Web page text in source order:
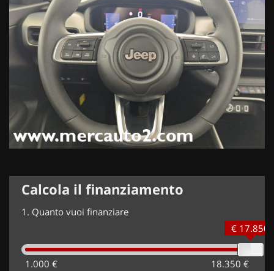
Calcola il finanziamento
1. Quanto vuoi finanziare
1.000 € 18.350 €
€ 17.850